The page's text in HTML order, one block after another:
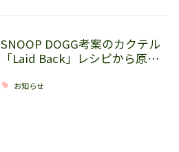
SNOOP DOGG考案のカクテル
「Laid Back」レシピから原…
お知らせ